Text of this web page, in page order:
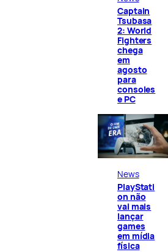
Captain
Tsubasa
2: World
Fighters
chega
em
agosto
para
consoles
e PC
News
PlayStati
on não
vai mais
lançar
games
em mídia
física